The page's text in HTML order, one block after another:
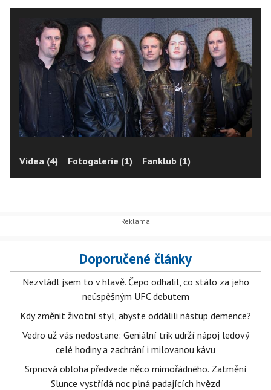
Videa (4) Fotogalerie (1) Fanklub (1)
Doporučené články
Nezvládl jsem to v hlavě. Čepo odhalil, co stálo za jeho
neúspěšným UFC debutem
Kdy změnit životní styl, abyste oddálili nástup demence?
Vedro už vás nedostane: Geniální trik udrží nápoj ledový
celé hodiny a zachrání i milovanou kávu
Srpnová obloha předvede něco mimořádného. Zatmění
Slunce vystřídá noc plná padajících hvězd